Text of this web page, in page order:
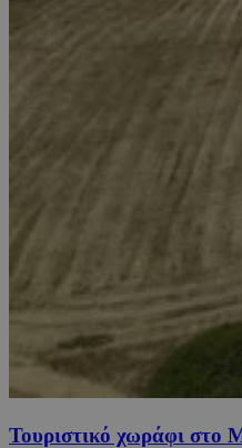
Τουριστικό χωράφι στο